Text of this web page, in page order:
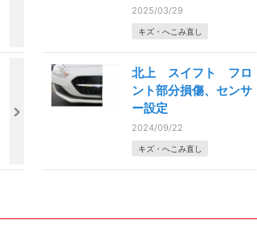
2025/03/29
キズ・へこみ直し
北上 スイフト フロ
ント部分損傷、センサ
ー設定
2024/09/22
キズ・へこみ直し